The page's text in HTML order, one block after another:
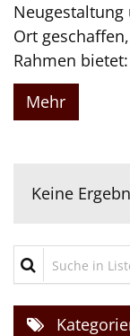
Ort
Rahmen
Mehr
Keine
Suche in Liste